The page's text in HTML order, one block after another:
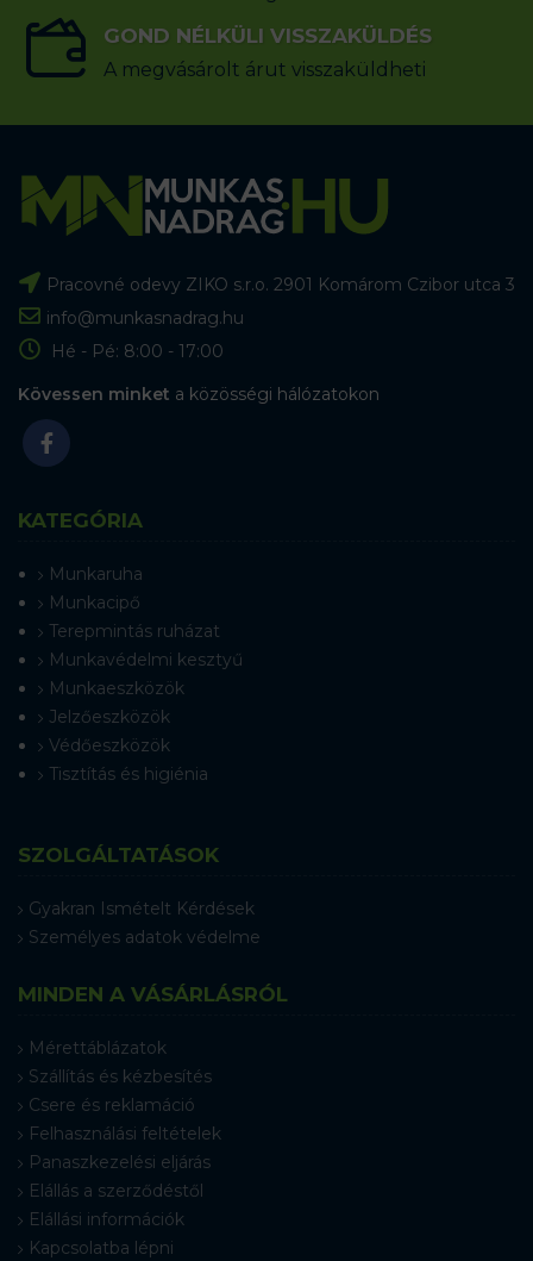
GOND NÉLKÜLI VISSZAKÜLDÉS
A megvásárolt árut visszaküldheti
Pracovné odevy ZIKO s.r.o. 2901 Komárom Czibor utca 3
info@munkasnadrag.hu
Hé - Pé: 8:00 - 17:00
Kövessen minket a közösségi hálózatokon
KATEGÓRIA
Munkaruha
Munkacipő
Terepmintás ruházat
Munkavédelmi kesztyű
Munkaeszközök
Jelzőeszközök
Védőeszközök
Tisztítás és higiénia
SZOLGÁLTATÁSOK
Gyakran Ismételt Kérdések
Személyes adatok védelme
MINDEN A VÁSÁRLÁSRÓL
Mérettáblázatok
Szállítás és kézbesítés
Csere és reklamáció
Felhasználási feltételek
Panaszkezelési eljárás
Elállás a szerződéstől
Elállási információk
Kapcsolatba lépni